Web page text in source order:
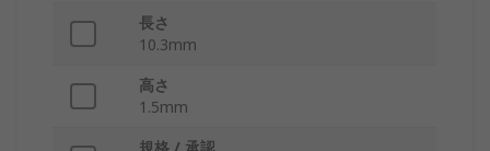
長さ
10.3mm
高さ
1.5mm